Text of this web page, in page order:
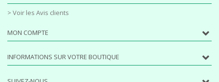
> Voir les Avis clients
MON COMPTE
INFORMATIONS SUR VOTRE BOUTIQUE